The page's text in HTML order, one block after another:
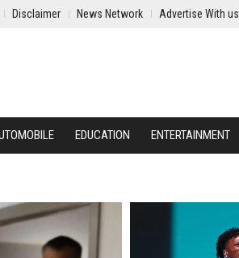
Disclaimer News Network Advertise With us
EDUCATION ENTERTAINMENT